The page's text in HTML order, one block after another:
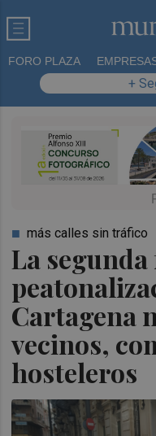
FORO PLAZA
+
La segunda
Cartagena
vecinos,
hosteleros
más calles sin tráfico